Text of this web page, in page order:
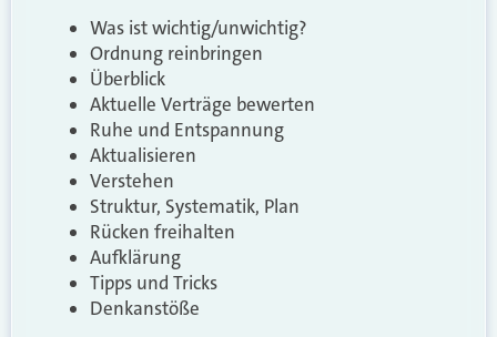
Was ist wichtig/unwichtig?
Ordnung reinbringen
Überblick
Aktuelle Verträge bewerten
Ruhe und Entspannung
Aktualisieren
Verstehen
Struktur, Systematik, Plan
Rücken freihalten
Aufklärung
Tipps und Tricks
Denkanstöße